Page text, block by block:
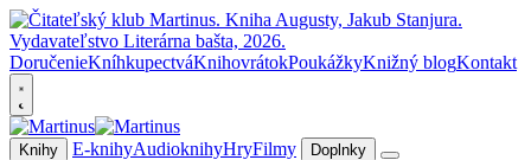
DoručenieKníhkupectváKnihovrátokPoukážkyKnižný blogKontakt
Knihy E-knihyAudioknihyHryFilmy Doplnky